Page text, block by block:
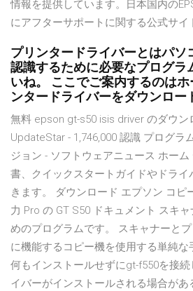
情報を提供しています。日本国内の
にアフターサポートに関する公式サイ
プリンタードライバーとはパソ
認識するために必要なプログラ
いね。 ここでご案内するのは
ンタードライバーをダウンロー
無料 epson gt-s50 isis driver のダウン
UpdateStar - 1,746,000 認識 プログラ
ジョン - ソフトウェアニュース ホー
書、クイックスタートガイドやドラ
きます。 ダウンロード エプソン コピ
力 Pro の GT S50 ドキュメント スキ
めのプログラムです。 スキャナーと
に機能するコピー機を使用する単純な
何もインストールせずにgt-f550を接
イバーがインストールされる場合が